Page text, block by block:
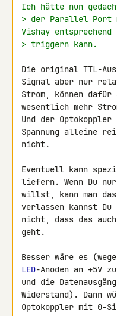
Ich hätte nun
> der Parallel Port
Vishay entsprechend
> triggern kann.
Die original TTL-
Signal aber nur
Strom, können
wesentlich mehr
Und der Optokoppler
Spannung alleine
nicht.
Eventuell kann
liefern. Wenn Du
willst, kann man
verlassen kannst Du
nicht, dass das auch
geht.
LED-Anoden an +5V
und die
Widerstand). Dann
Optokoppler mit 0-